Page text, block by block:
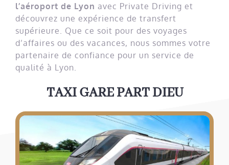
l’aéroport de Lyon avec Private Driving et
découvrez une expérience de transfert
supérieure. Que ce soit pour des voyages
d’affaires ou des vacances, nous sommes votre
partenaire de confiance pour un service de
qualité à Lyon.
TAXI GARE PART DIEU